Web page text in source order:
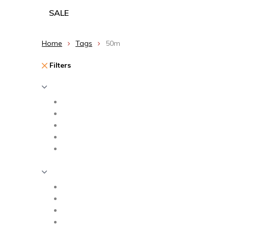
SALE
Home Tags 50m
Filters